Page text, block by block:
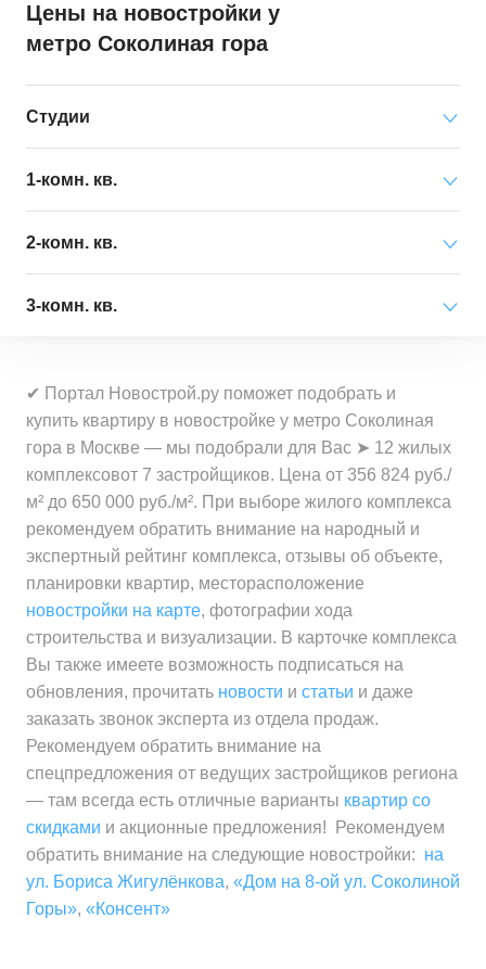
Цены на новостройки у
метро Соколиная гора
Студии
Минимальная цена от 19 506 000 ₽
Средняя цена
за 1 м²
от 437 500 ₽
1-комн. кв.
Минимальная цена от 13 520 000 ₽
Средняя цена
за 1 м²
от 586 000 ₽
2-комн. кв.
Минимальная цена от 19 312 000 ₽
Средняя цена
за квартиру
от 20 450 000 ₽
Минимальная цена
за 1 м²
от 439 900 ₽
Средняя цена
за 1 м²
от 476 000 ₽
3-комн. кв.
за квартиру
Средняя цена
за квартиру
от 33 772 000 ₽
Минимальная цена
за 1 м²
от 397 100 ₽
Средняя цена
за 1 м²
✔ Портал Новострой.ру поможет подобрать и
купить квартиру в новостройке у метро Соколиная
гора в Москве — мы подобрали для Вас ➤ 12 жилых
комплексовот 7 застройщиков. Цена от 356 824 руб./
м² до 650 000 руб./м². При выборе жилого комплекса
рекомендуем обратить внимание на народный и
экспертный рейтинг комплекса, отзывы об объекте,
планировки квартир, месторасположение
новостройки на карте, фотографии хода
строительства и визуализации. В карточке комплекса
Вы также имеете возможность подписаться на
обновления, прочитать новости и статьи и даже
заказать звонок эксперта из отдела продаж.
Рекомендуем обратить внимание на
спецпредложения от ведущих застройщиков региона
— там всегда есть отличные варианты квартир со
скидками и акционные предложения! Рекомендуем
обратить внимание на следующие новостройки: на
ул. Бориса Жигулёнкова, «Дом на 8-ой ул. Соколиной
Горы», «Консент»